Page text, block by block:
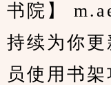
书院】
持续为你
员使用书